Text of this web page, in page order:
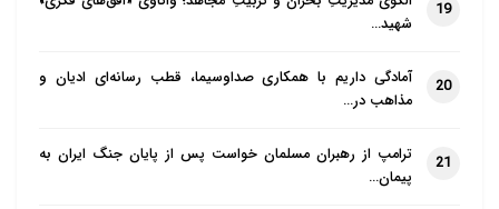
19
شهید…
20
آمادگی داریم با همکاری صداوسیما، قطب رسانه‌ای ادیان و
مذاهب در…
21
ترامپ از رهبران مسلمان خواست پس از پایان جنگ ایران به
پیمان…